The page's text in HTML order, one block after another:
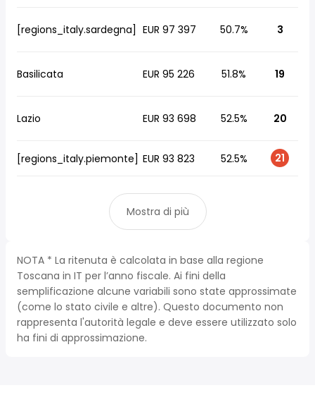
[regions_italy.sardegna] EUR 97 397 50.7% 3
Basilicata EUR 95 226 51.8% 19
Lazio EUR 93 698 52.5% 20
[regions_italy.piemonte] EUR 93 823 52.5% 21
Mostra di più
NOTA * La ritenuta è calcolata in base alla regione
Toscana in IT per l’anno fiscale. Ai fini della
semplificazione alcune variabili sono state approssimate
(come lo stato civile e altre). Questo documento non
rappresenta l'autorità legale e deve essere utilizzato solo
ha fini di approssimazione.